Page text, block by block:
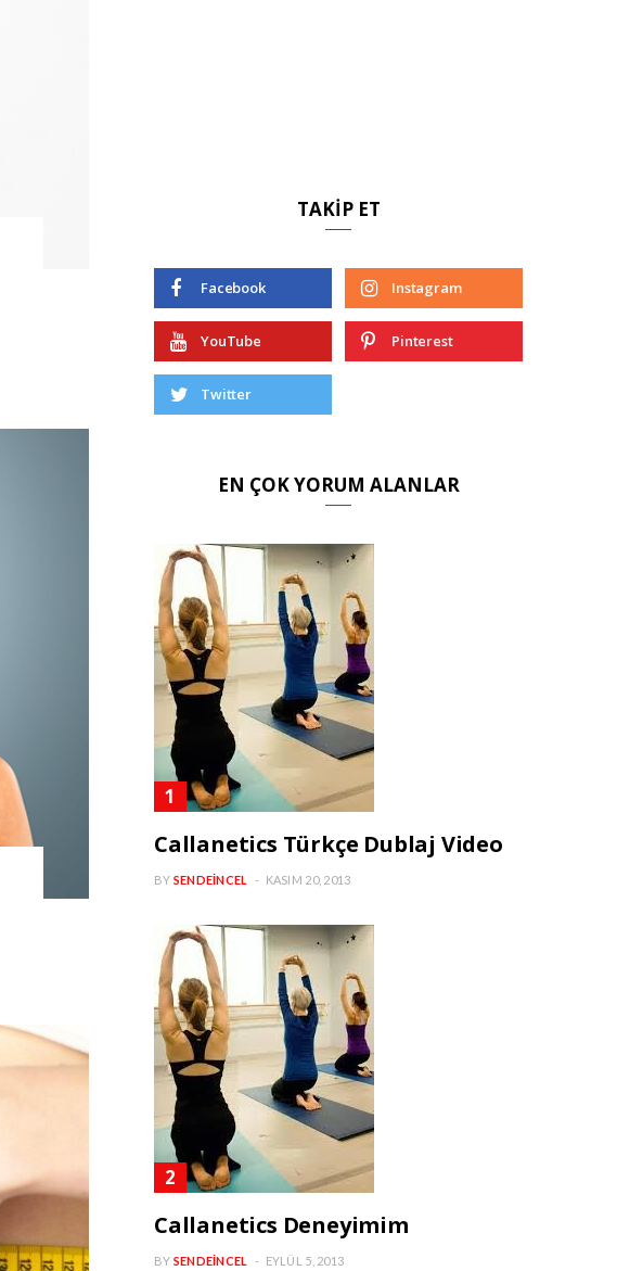
TAKIP ET
Facebook Instagram
YouTube Pinterest
Twitter
EN ÇOK YORUM ALANLAR
Callanetics Türkçe Dublaj Video
BY SENDEINCEL KASIM 20, 2013
Callanetics Deneyimim
BY SENDEINCEL EYLÜL 5, 2013